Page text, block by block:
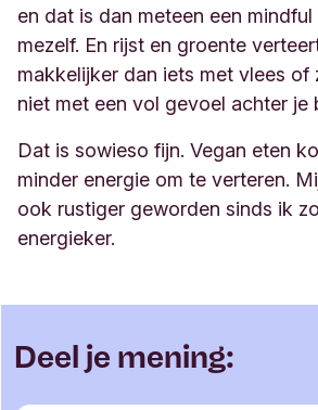
en dat is dan meteen een mindful
mezelf. En rijst en groente
makkelijker dan iets met vlees of
niet met een vol gevoel achter je
Dat is sowieso fijn. Vegan eten
minder energie om te verteren.
ook rustiger geworden sinds ik
energieker.
Deel je mening: